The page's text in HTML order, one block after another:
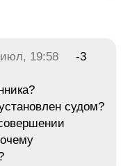
19:58 -3
судом?